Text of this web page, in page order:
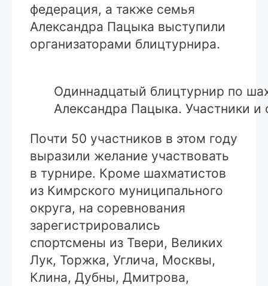
федерация, а также семья
Александра Пацыка выступили
организаторами блицтурнира.
Одиннадцатый блицтурнир по
Александра Пацыка. Участники и
Почти 50 участников в этом году
выразили желание участвовать
в турнире. Кроме шахматистов
из Кимрского муниципального
округа, на соревнования
зарегистрировались
спортсмены из Твери, Великих
Лук, Торжка, Углича, Москвы,
Клина, Дубны, Дмитрова,